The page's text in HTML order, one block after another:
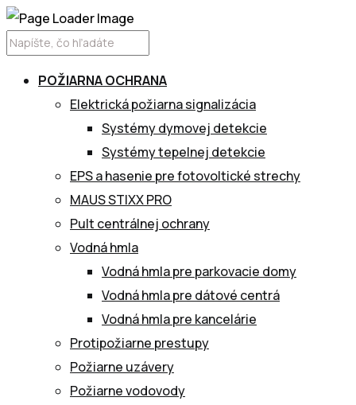
POŽIARNA OCHRANA
Elektrická požiarna signalizácia
Systémy dymovej detekcie
Systémy tepelnej detekcie
EPS a hasenie pre fotovoltické strechy
MAUS STIXX PRO
Pult centrálnej ochrany
Vodná hmla
Vodná hmla pre parkovacie domy
Vodná hmla pre dátové centrá
Vodná hmla pre kancelárie
Protipožiarne prestupy
Požiarne uzávery
Požiarne vodovody